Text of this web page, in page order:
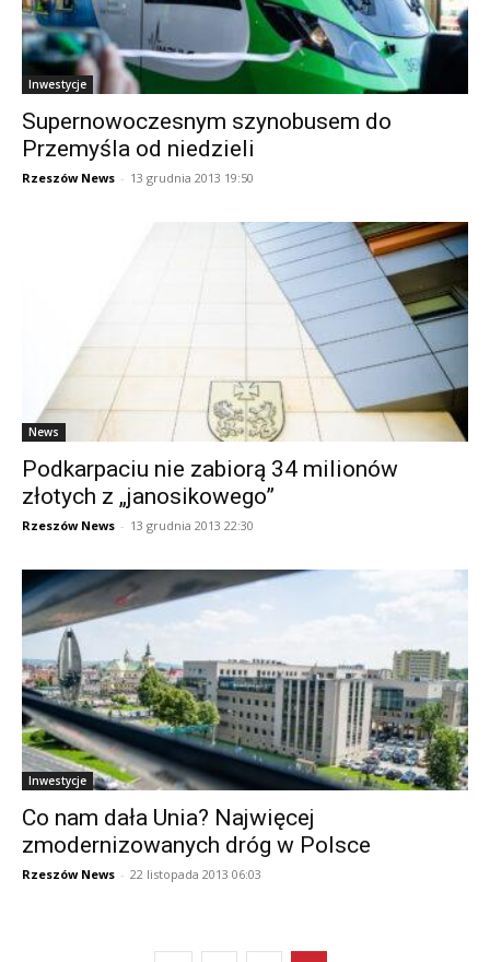
Inwestycje
Supernowoczesnym szynobusem do
Przemyśla od niedzieli
Rzeszów News - 13 grudnia 2013 19:50
News
Podkarpaciu nie zabiorą 34 milionów
złotych z „janosikowego”
Rzeszów News - 13 grudnia 2013 22:30
Inwestycje
Co nam dała Unia? Najwięcej
zmodernizowanych dróg w Polsce
Rzeszów News - 22 listopada 2013 06:03